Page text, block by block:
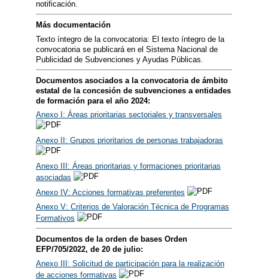
notificación.
Más documentación
Texto íntegro de la convocatoria: El texto íntegro de la
convocatoria se publicará en el Sistema Nacional de
Publicidad de Subvenciones y Ayudas Públicas.
Documentos asociados a la convocatoria de ámbito
estatal de la concesión de subvenciones a entidades
de formación para el año 2024:
Anexo I: Áreas prioritarias sectoriales y transversales
Anexo II: Grupos prioritarios de personas trabajadoras
Anexo III: Áreas prioritarias y formaciones prioritarias
asociadas
Anexo IV: Acciones formativas preferentes
Anexo V: Criterios de Valoración Técnica de Programas
Formativos
Documentos de la orden de bases Orden
EFP/705/2022, de 20 de julio:
Anexo III: Solicitud de participación para la realización
de acciones formativas